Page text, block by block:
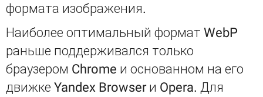
формата изображения.
Наиболее оптимальный формат WebP
раньше поддерживался только
браузером Chrome и основанном на его
движке Yandex Browser и Opera. Для